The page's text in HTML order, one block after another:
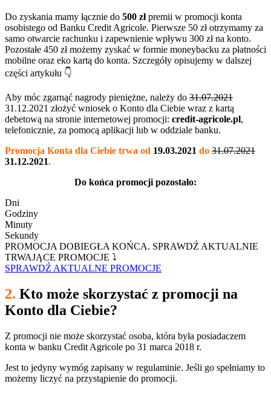
Do zyskania mamy łącznie do 500 złpremii w promocji konta
osobistego od Banku Credit Agricole. Pierwsze 50 zł otrzymamy za
samo otwarcie rachunku i zapewnienie wpływu 300 zł na konto.
Pozostałe 450 zł możemy zyskać w formie moneybacku za płatności
mobilne oraz eko kartą do konta. Szczegóły opisujemy w dalszej
części artykułu 👇
Aby móc zgarnąć nagrody pieniężne, należy do 31.07.2021
31.12.2021 złożyć wniosek o Konto dla Ciebie wraz z kartą
debetową na stronie internetowej promocji: credit-agricole.pl,
telefonicznie, za pomocą aplikacji lub w oddziale banku.
Promocja Konta dla Ciebie trwa od 19.03.2021 do 31.07.2021
31.12.2021.
Do końca promocji pozostało:
Dni
Godziny
Minuty
Sekundy
PROMOCJA DOBIEGŁA KOŃCA. SPRAWDŹ AKTUALNIE
TRWAJĄCE PROMOCJE ⤵
SPRAWDŹ AKTUALNE PROMOCJE
2. Kto może skorzystać z promocji na
Konto dla Ciebie?
Z promocji nie może skorzystać osoba, która była posiadaczem
konta w banku Credit Agricole po 31 marca 2018 r.
Jest to jedyny wymóg zapisany w regulaminie. Jeśli go spełniamy to
możemy liczyć na przystąpienie do promocji.